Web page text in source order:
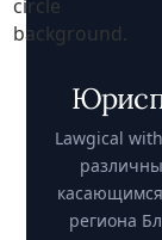
Lawgical
региона